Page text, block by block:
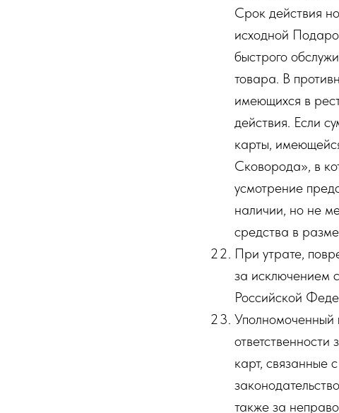
Срок действия
исходной
быстрого
товара. В
имеющихся в
действия. Если
карты,
Сковорода», в
усмотрение
наличии, но не
средства в
При утрате,
за исключением
Российской
Уполномоченный
карт, связанные
также за